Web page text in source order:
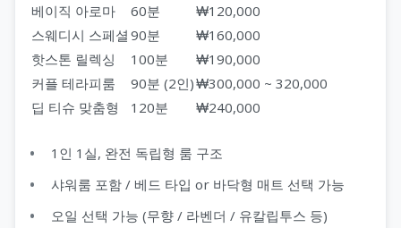
베이직 아로마
60분
₩120,000
스웨디시 스페셜 90분
₩160,000
핫스톤 릴렉싱
100분
₩190,000
커플 테라피룸
90분 (2인)₩300,000 ~ 320,000
딥 티슈 맞춤형
120분 ₩240,000
1인 1실, 완전 독립형 룸 구조
샤워룸 포함 / 베드 타입 or 바닥형 매트 선택 가능
오일 선택 가능 (무향 / 라벤더 / 유칼립투스 등)